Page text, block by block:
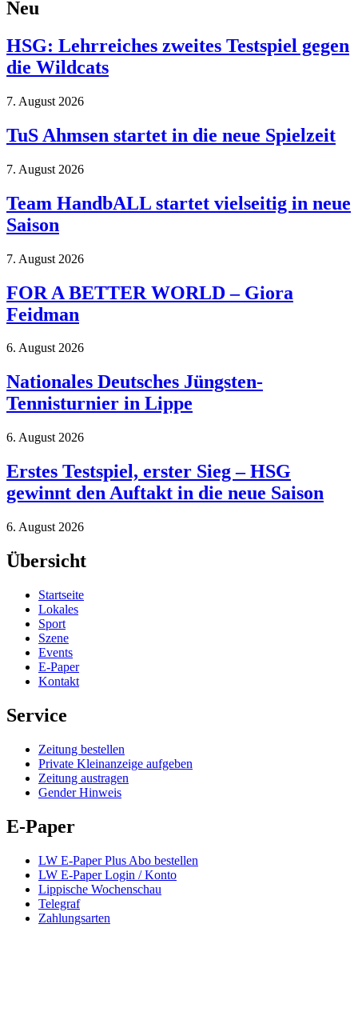
Neu
HSG: Lehrreiches zweites Testspiel gegen
die Wildcats
7. August 2026
TuS Ahmsen startet in die neue Spielzeit
7. August 2026
Team HandbALL startet vielseitig in neue
Saison
7. August 2026
FOR A BETTER WORLD – Giora
Feidman
6. August 2026
Nationales Deutsches Jüngsten-
Tennisturnier in Lippe
6. August 2026
Erstes Testspiel, erster Sieg – HSG
gewinnt den Auftakt in die neue Saison
6. August 2026
Übersicht
Startseite
Lokales
Sport
Szene
Events
E-Paper
Kontakt
Service
Zeitung bestellen
Private Kleinanzeige aufgeben
Zeitung austragen
Gender Hinweis
E-Paper
LW E-Paper Plus Abo bestellen
LW E-Paper Login / Konto
Lippische Wochenschau
Telegraf
Zahlungsarten